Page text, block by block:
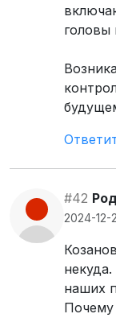
#42
2024-12-
наших
Почему